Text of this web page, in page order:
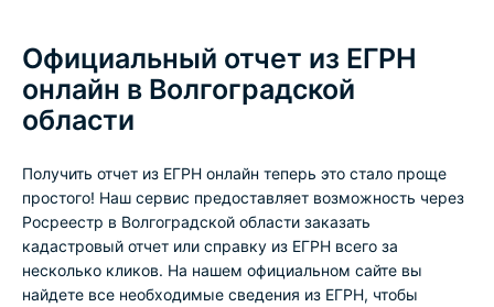
Официальный отчет из ЕГРН
онлайн в Волгоградской
области
Получить отчет из ЕГРН онлайн теперь это стало проще
простого! Наш сервис предоставляет возможность через
Росреестр в Волгоградской области заказать
кадастровый отчет или справку из ЕГРН всего за
несколько кликов. На нашем официальном сайте вы
найдете все необходимые сведения из ЕГРН, чтобы